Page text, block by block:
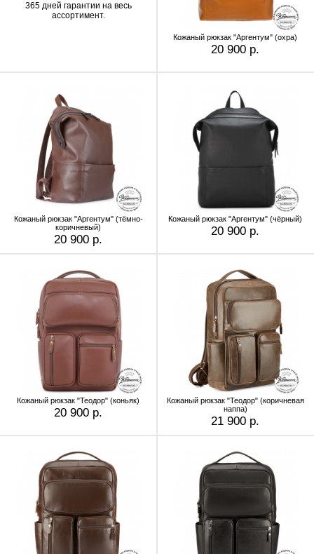
365 дней гарантии на весь
ассортимент.
Кожаный рюкзак "Аргентум" (охра)
20 900 р.
Кожаный рюкзак "Аргентум" (тёмно-
коричневый)
20 900 р.
Кожаный рюкзак "Аргентум" (чёрный)
20 900 р.
Кожаный рюкзак "Теодор" (коньяк)
20 900 р.
Кожаный рюкзак "Теодор" (коричневая
наппа)
21 900 р.